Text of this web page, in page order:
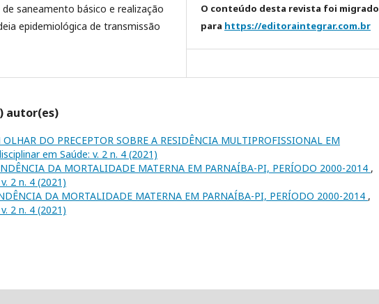
saneamento básico e realização
epidemiológica de transmissão
O conteúdo desta revista foi migrado
para https://editoraintegrar.com.br
autor(es)
OLHAR DO PRECEPTOR SOBRE A RESIDÊNCIA MULTIPROFISSIONAL EM
em Saúde: v. 2 n. 4 (2021)
DA MORTALIDADE MATERNA EM PARNAÍBA-PI, PERÍODO 2000-2014 ,
2 n. 4 (2021)
DA MORTALIDADE MATERNA EM PARNAÍBA-PI, PERÍODO 2000-2014 ,
2 n. 4 (2021)